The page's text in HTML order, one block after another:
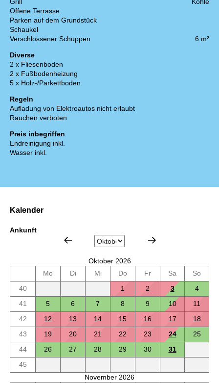
Offene Terrasse
Parken auf dem Grundstück
Schaukel
Verschlossener Schuppen
6 m²
Diverse
2 x Fliesenboden
2 x Fußbodenheizung
5 x Holz-/Parkettboden
Regeln
Aufladung von Elektroautos nicht erlaubt
Rauchen verboten
Preis inbegriffen
Endreinigung inkl.
Wasser inkl.
Kalender
Ankunft
Oktober 2026
Mo
Di Mi Do Fr Sa
So
40
1 2 3
4
41
5 6 7 8 9 10
11
42
12 13 14 15 16 17
18
43
19 20 21 22 23 24
25
44
26 27 28 29 30
31
45
November 2026